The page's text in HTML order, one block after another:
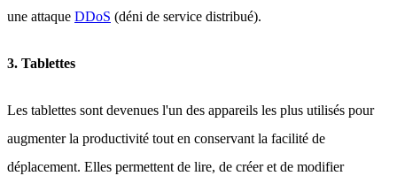
une attaque DDoS (déni de service distribué).
3. Tablettes
Les tablettes sont devenues l'un des appareils les plus utilisés pour
augmenter la productivité tout en conservant la facilité de
déplacement. Elles permettent de lire, de créer et de modifier